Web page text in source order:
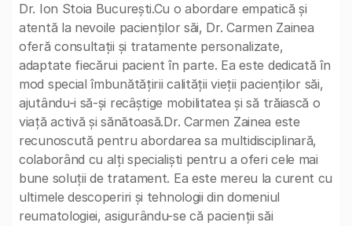
Dr. Ion Stoia București.Cu o abordare empatică și
atentă la nevoile pacienților săi, Dr. Carmen Zainea
oferă consultații și tratamente personalizate,
adaptate fiecărui pacient în parte. Ea este dedicată în
mod special îmbunătățirii calității vieții pacienților săi,
ajutându-i să-și recâștige mobilitatea și să trăiască o
viață activă și sănătoasă.Dr. Carmen Zainea este
recunoscută pentru abordarea sa multidisciplinară,
colaborând cu alți specialiști pentru a oferi cele mai
bune soluții de tratament. Ea este mereu la curent cu
ultimele descoperiri și tehnologii din domeniul
reumatologiei, asigurându-se că pacienții săi